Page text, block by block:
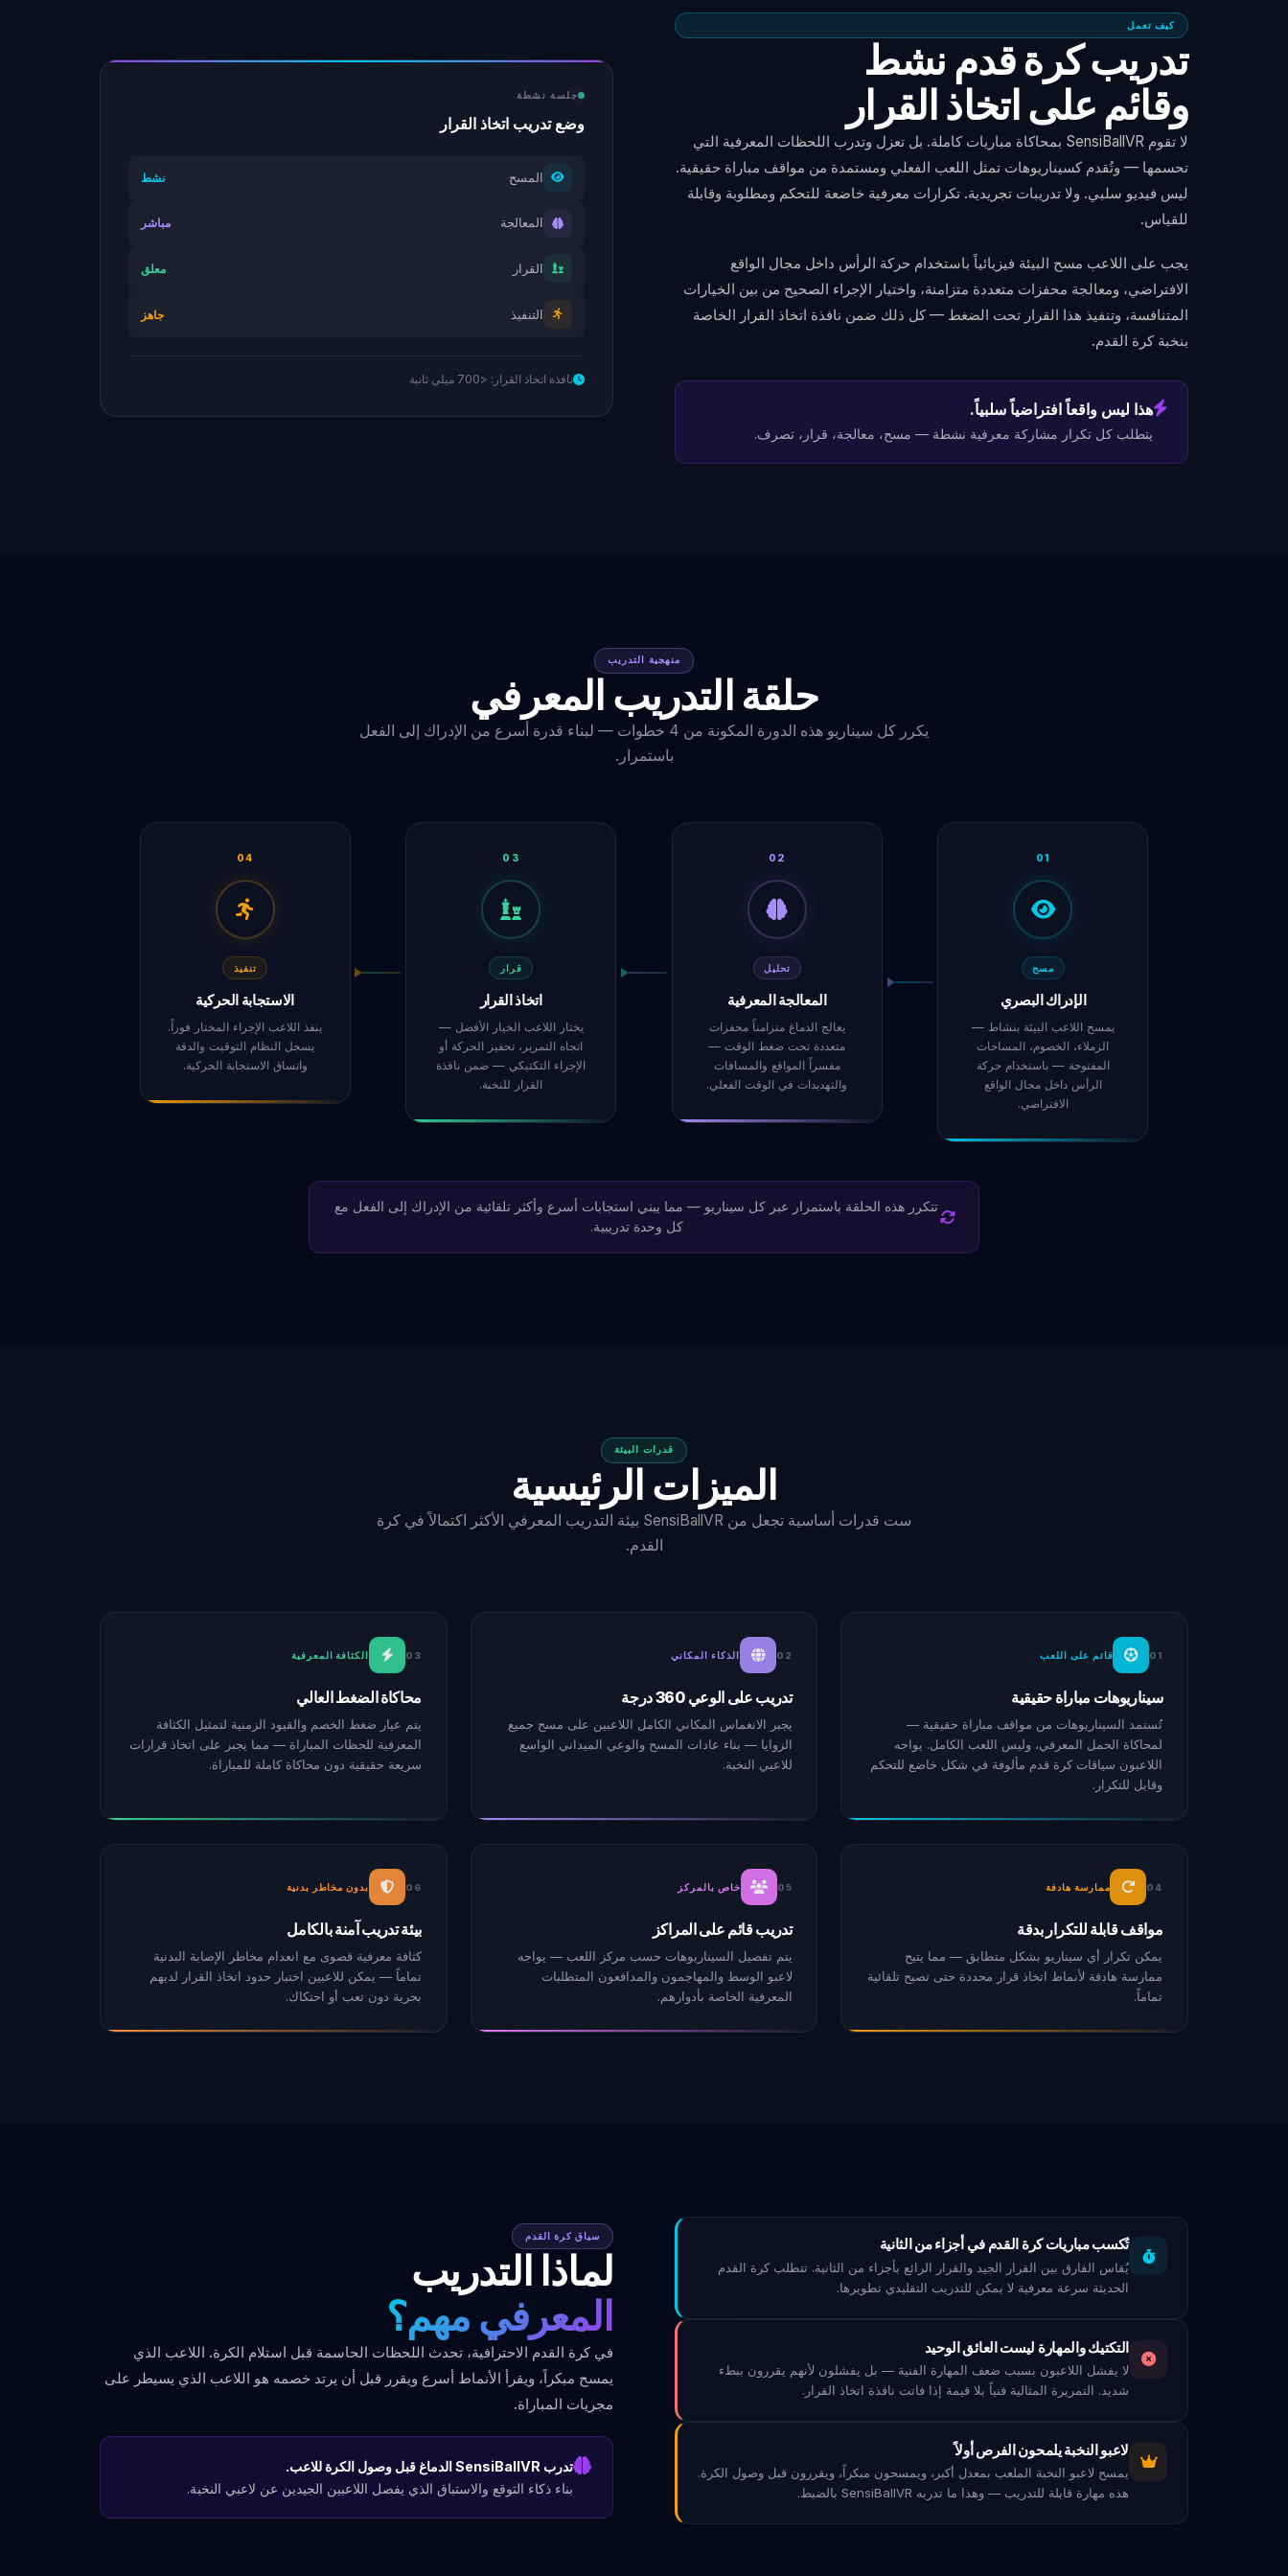
كيف تعمل
تدريب كرة قدم نشط
وقائم على اتخاذ القرار
لا تقوم SensiBallVR بمحاكاة مباريات كاملة. بل تعزل وتدرب اللحظات المعرفية التي
تحسمها — وتُقدم كسيناريوهات تمثل اللعب الفعلي ومستمدة من مواقف مباراة حقيقية.
ليس فيديو سلبي. ولا تدريبات تجريدية. تكرارات معرفية خاضعة للتحكم ومطلوبة وقابلة
للقياس.
يجب على اللاعب مسح البيئة فيزيائياً باستخدام حركة الرأس داخل مجال الواقع
الافتراضي، ومعالجة محفزات متعددة متزامنة، واختيار الإجراء الصحيح من بين الخيارات
المتنافسة، وتنفيذ هذا القرار تحت الضغط — كل ذلك ضمن نافذة اتخاذ القرار الخاصة
بنخبة كرة القدم.
هذا ليس واقعاً افتراضياً سلبياً.
يتطلب كل تكرار مشاركة معرفية نشطة — مسح، معالجة، قرار، تصرف.
جلسة نشطة
وضع تدريب اتخاذ القرار
المسح نشط
المعالجة مباشر
القرار معلق
التنفيذ جاهز
نافذة اتخاذ القرار: <700 ميلي ثانية
منهجية التدريب
حلقة التدريب المعرفي
يكرر كل سيناريو هذه الدورة المكونة من 4 خطوات — لبناء قدرة أسرع من الإدراك إلى الفعل
باستمرار.
01
مسح
الإدراك البصري
يمسح اللاعب البيئة بنشاط —
الزملاء، الخصوم، المساحات
المفتوحة — باستخدام حركة
الرأس داخل مجال الواقع
الافتراضي.
02
تحليل
المعالجة المعرفية
يعالج الدماغ متزامناً محفزات
متعددة تحت ضغط الوقت —
مفسراً المواقع والمسافات
والتهديدات في الوقت الفعلي.
03
قرار
اتخاذ القرار
يختار اللاعب الخيار الأفضل —
اتجاه التمرير، تحفيز الحركة أو
الإجراء التكتيكي — ضمن نافذة
القرار للنخبة.
04
تنفيذ
الاستجابة الحركية
ينفذ اللاعب الإجراء المختار فوراً.
يسجل النظام التوقيت والدقة
واتساق الاستجابة الحركية.
تتكرر هذه الحلقة باستمرار عبر كل سيناريو — مما يبني استجابات أسرع وأكثر تلقائية من الإدراك إلى الفعل مع
كل وحدة تدريبية.
قدرات البيئة
الميزات الرئيسية
ست قدرات أساسية تجعل من SensiBallVR بيئة التدريب المعرفي الأكثر اكتمالاً في كرة
القدم.
01 قائم على اللعب
سيناريوهات مباراة حقيقية
تُستمد السيناريوهات من مواقف مباراة حقيقية —
لمحاكاة الحمل المعرفي، وليس اللعب الكامل. يواجه
اللاعبون سياقات كرة قدم مألوفة في شكل خاضع للتحكم
وقابل للتكرار.
02 الذكاء المكاني
تدريب على الوعي 360 درجة
يجبر الانغماس المكاني الكامل اللاعبين على مسح جميع
الزوايا — بناء عادات المسح والوعي الميداني الواسع
للاعبي النخبة.
03 الكثافة المعرفية
محاكاة الضغط العالي
يتم عيار ضغط الخصم والقيود الزمنية لتمثيل الكثافة
المعرفية للحظات المباراة — مما يجبر على اتخاذ قرارات
سريعة حقيقية دون محاكاة كاملة للمباراة.
04 ممارسة هادفة
مواقف قابلة للتكرار بدقة
يمكن تكرار أي سيناريو بشكل متطابق — مما يتيح
ممارسة هادفة لأنماط اتخاذ قرار محددة حتى تصبح تلقائية
تماماً.
05 خاص بالمركز
تدريب قائم على المراكز
يتم تفصيل السيناريوهات حسب مركز اللعب — يواجه
لاعبو الوسط والمهاجمون والمدافعون المتطلبات
المعرفية الخاصة بأدوارهم.
06 بدون مخاطر بدنية
بيئة تدريب آمنة بالكامل
كثافة معرفية قصوى مع انعدام مخاطر الإصابة البدنية
تماماً — يمكن للاعبين اختبار حدود اتخاذ القرار لديهم
بحرية دون تعب أو احتكاك.
تُكسب مباريات كرة القدم في أجزاء من الثانية
يُقاس الفارق بين القرار الجيد والقرار الرائع بأجزاء من الثانية. تتطلب كرة القدم
الحديثة سرعة معرفية لا يمكن للتدريب التقليدي تطويرها.
التكتيك والمهارة ليست العائق الوحيد
لا يفشل اللاعبون بسبب ضعف المهارة الفنية — بل يفشلون لأنهم يقررون ببطء
شديد. التمريرة المثالية فنياً بلا قيمة إذا فاتت نافذة اتخاذ القرار.
لاعبو النخبة يلمحون الفرص أولاً
يمسح لاعبو النخبة الملعب بمعدل أكبر، ويمسحون مبكراً، ويقررون قبل وصول الكرة.
هذه مهارة قابلة للتدريب — وهذا ما تدربه SensiBallVR بالضبط.
سياق كرة القدم
لماذا التدريب
المعرفي مهم؟
في كرة القدم الاحترافية، تحدث اللحظات الحاسمة قبل استلام الكرة. اللاعب الذي
يمسح مبكراً، ويقرأ الأنماط أسرع ويقرر قبل أن يرتد خصمه هو اللاعب الذي يسيطر على
مجريات المباراة.
تدرب SensiBallVR الدماغ قبل وصول الكرة للاعب.
بناء ذكاء التوقع والاستباق الذي يفصل اللاعبين الجيدين عن لاعبي النخبة.